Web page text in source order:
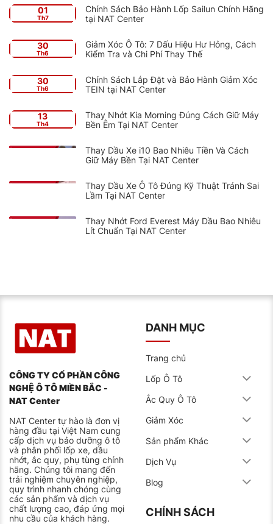
01
Th7
Chính Sách Bảo Hành Lốp Sailun Chính Hãng
tại NAT Center
30
Th6
Giảm Xóc Ô Tô: 7 Dấu Hiệu Hư Hỏng, Cách
Kiểm Tra và Chi Phí Thay Thế
30
Th6
Chính Sách Lắp Đặt và Bảo Hành Giảm Xóc
TEIN tại NAT Center
13
Th4
Thay Nhớt Kia Morning Đúng Cách Giữ Máy
Bền Êm Tại NAT Center
Thay Dầu Xe i10 Bao Nhiêu Tiền Và Cách
Giữ Máy Bền Tại NAT Center
Thay Dầu Xe Ô Tô Đúng Kỹ Thuật Tránh Sai
Lầm Tại NAT Center
Thay Nhớt Ford Everest Máy Dầu Bao Nhiêu
Lít Chuẩn Tại NAT Center
CÔNG TY CỔ PHẦN CÔNG
NGHỆ Ô TÔ MIỀN BẮC -
NAT Center
NAT Center tự hào là đơn vị
hàng đầu tại Việt Nam cung
cấp dịch vụ bảo dưỡng ô tô
và phân phối lốp xe, dầu
nhớt, ắc quy, phụ tùng chính
hãng. Chúng tôi mang đến
trải nghiệm chuyên nghiệp,
quy trình nhanh chóng cùng
các sản phẩm và dịch vụ
chất lượng cao, đáp ứng mọi
nhu cầu của khách hàng.
DANH MỤC
Trang chủ
Lốp Ô Tô
Ắc Quy Ô Tô
Giảm Xóc
Sản phẩm Khác
Dịch Vụ
Blog
CHÍNH SÁCH